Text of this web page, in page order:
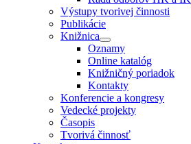
Výstupy tvorivej činnosti
Publikácie
Knižnica
Oznamy
Online katalóg
Knižničný poriadok
Kontakty
Konferencie a kongresy
Vedecké projekty
Časopis
Tvorivá činnosť